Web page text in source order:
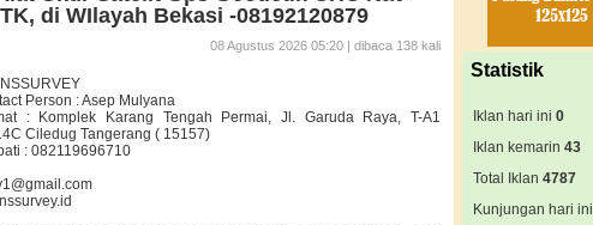
di WIlayah Bekasi -08192120879
08 Agustus 2026 05:20 | dibaca 138 kali
Person : Asep Mulyana
: Komplek Karang Tengah Permai, Jl. Garuda Raya, T-A1
Ciledug Tangerang ( 15157)
: 082119696710
Statistik
Iklan hari ini 0
Iklan kemarin 43
Total Iklan 4787
Kunjungan hari ini